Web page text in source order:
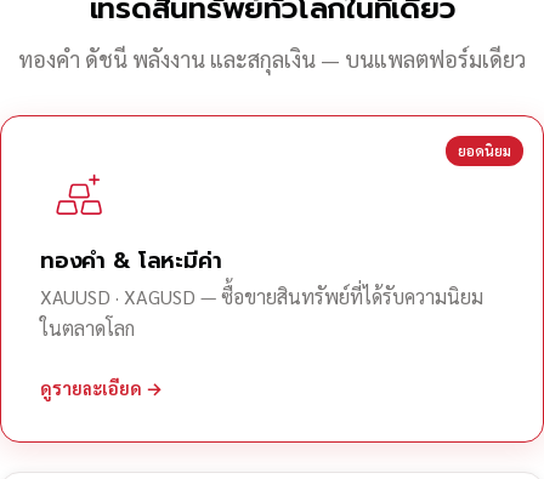
ทองคำ ดัชนี พลังงาน และสกุลเงิน — บนแพลตฟอร์มเดียว
ยอดนิยม
ทองคำ & โลหะมีค่า
XAUUSD · XAGUSD — ซื้อขายสินทรัพย์ที่ได้รับความนิยม
ในตลาดโลก
ดูรายละเอียด →